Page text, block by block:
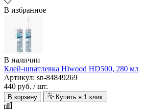
В избранное
В наличии
Клей-шпатлевка Hiwood HD500, 280 мл
Артикул: sn-84849269
440 руб. / шт.
В корзину Купить в 1 клик